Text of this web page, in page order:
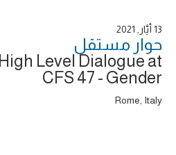
13 أَيَّار, 2021
حوار ‎مستقل
High Level Dialogue at
CFS 47 - Gender
Rome, Italy